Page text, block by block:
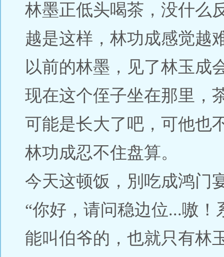
林墨正低头喝茶，没什么
越是这样，林功成感觉越
以前的林墨，见了林玉成
现在这个侄子坐在那里，
可能是长大了吧，可他也
林功成忍不住盘算。
今天这顿饭，別吃成鸿门
“你好，请问稳边位...嗷！
能叫伯爷的，也就只有林